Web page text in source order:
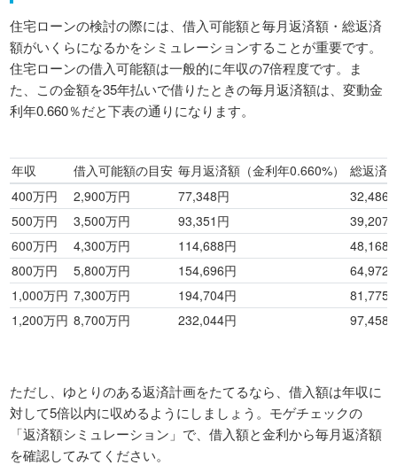
住宅ローンの検討の際には、借入可能額と毎月返済額・総返済
額がいくらになるかをシミュレーションすることが重要です。
住宅ローンの借入可能額は一般的に年収の7倍程度です。ま
た、この金額を35年払いで借りたときの毎月返済額は、変動金
利年0.660％だと下表の通りになります。
年収 借入可能額の目安 毎月返済額（金利年0.660%）
総返済
400万円
2,900万円 77,348円
500万円
3,500万円 93,351円
600万円
4,300万円 114,688円
800万円
5,800万円 154,696円
1,000万円 7,300万円 194,704円
1,200万円 8,700万円 232,044円
ただし、ゆとりのある返済計画をたてるなら、借入額は年収に
対して5倍以内に収めるようにしましょう。モゲチェックの
「返済額シミュレーション」で、借入額と金利から毎月返済額
を確認してみてください。